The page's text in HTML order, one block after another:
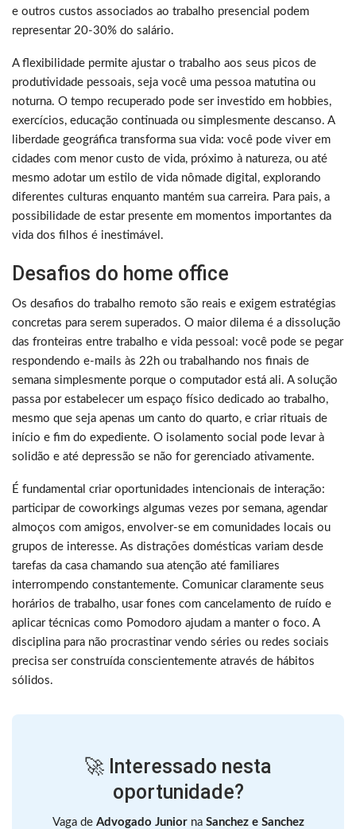
e outros custos associados ao trabalho presencial podem
representar 20-30% do salário.
A flexibilidade permite ajustar o trabalho aos seus picos de
produtividade pessoais, seja você uma pessoa matutina ou
noturna. O tempo recuperado pode ser investido em hobbies,
exercícios, educação continuada ou simplesmente descanso. A
liberdade geográfica transforma sua vida: você pode viver em
cidades com menor custo de vida, próximo à natureza, ou até
mesmo adotar um estilo de vida nômade digital, explorando
diferentes culturas enquanto mantém sua carreira. Para pais, a
possibilidade de estar presente em momentos importantes da
vida dos filhos é inestimável.
Desafios do home office
Os desafios do trabalho remoto são reais e exigem estratégias
concretas para serem superados. O maior dilema é a dissolução
das fronteiras entre trabalho e vida pessoal: você pode se pegar
respondendo e-mails às 22h ou trabalhando nos finais de
semana simplesmente porque o computador está ali. A solução
passa por estabelecer um espaço físico dedicado ao trabalho,
mesmo que seja apenas um canto do quarto, e criar rituais de
início e fim do expediente. O isolamento social pode levar à
solidão e até depressão se não for gerenciado ativamente.
É fundamental criar oportunidades intencionais de interação:
participar de coworkings algumas vezes por semana, agendar
almoços com amigos, envolver-se em comunidades locais ou
grupos de interesse. As distrações domésticas variam desde
tarefas da casa chamando sua atenção até familiares
interrompendo constantemente. Comunicar claramente seus
horários de trabalho, usar fones com cancelamento de ruído e
aplicar técnicas como Pomodoro ajudam a manter o foco. A
disciplina para não procrastinar vendo séries ou redes sociais
precisa ser construída conscientemente através de hábitos
sólidos.
🚀 Interessado nesta
oportunidade?
Vaga de Advogado Junior na Sanchez e Sanchez